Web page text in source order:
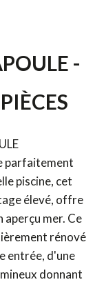
-
parfaitement
piscine, cet
élevé, offre
aperçu mer. Ce
rénové
entrée, d'une
donnant